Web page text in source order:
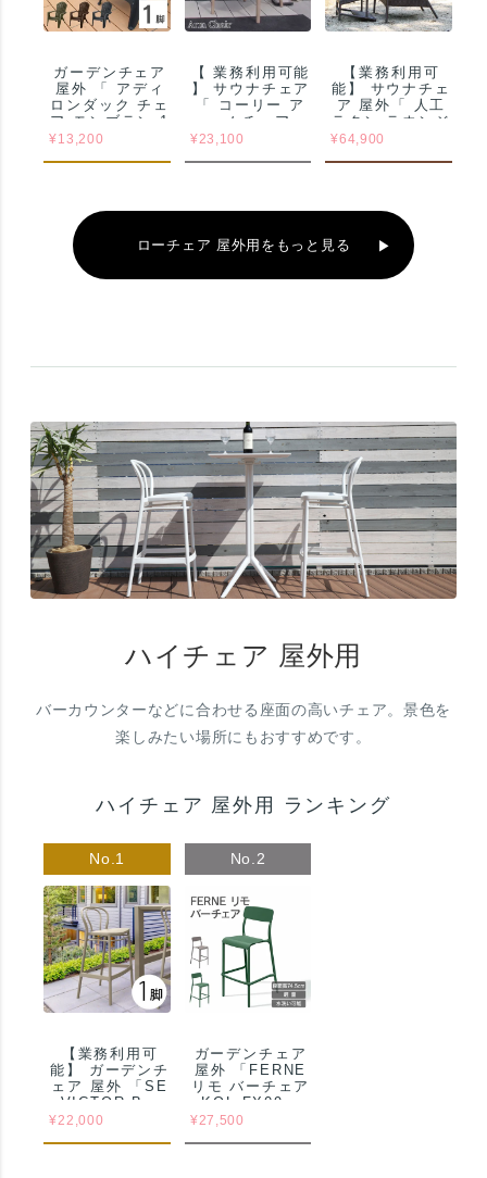
ガーデンチェア
屋外 「 アディ
ロンダック チェ
ア モンブラン 1
脚 」
¥13,200
【 業務利用可能
】 サウナチェア
「 コーリー ア
ームチェア
9612（ CORY
¥23,100
【業務利用可
能】 サウナチェ
ア 屋外「 人工
ラタン ラウンジ
チェア + 2WAY
¥64,900
ローチェア 屋外用をもっと見る
ハイチェア 屋外用
バーカウンターなどに合わせる座面の高いチェア。景色を
楽しみたい場所にもおすすめです。
ハイチェア 屋外用 ランキング
【業務利用可
能】 ガーデンチ
ェア 屋外 「SE
VICTOR Bar
エスイー ヴィク
¥22,000
ガーデンチェア
屋外 「FERNE
リモ バーチェア
KOL-FX09」
¥27,500